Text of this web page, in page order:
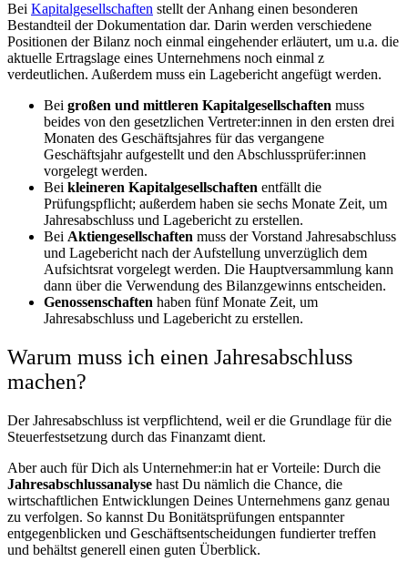
Bei Kapitalgesellschaften stellt der Anhang einen besonderen
Bestandteil der Dokumentation dar. Darin werden verschiedene
Positionen der Bilanz noch einmal eingehender erläutert, um u.a. die
aktuelle Ertragslage eines Unternehmens noch einmal z
verdeutlichen. Außerdem muss ein Lagebericht angefügt werden.
Bei großen und mittleren Kapitalgesellschaften muss
beides von den gesetzlichen Vertreter:innen in den ersten drei
Monaten des Geschäftsjahres für das vergangene
Geschäftsjahr aufgestellt und den Abschlussprüfer:innen
vorgelegt werden.
Bei kleineren Kapitalgesellschaften entfällt die
Prüfungspflicht; außerdem haben sie sechs Monate Zeit, um
Jahresabschluss und Lagebericht zu erstellen.
Bei Aktiengesellschaften muss der Vorstand Jahresabschluss
und Lagebericht nach der Aufstellung unverzüglich dem
Aufsichtsrat vorgelegt werden. Die Hauptversammlung kann
dann über die Verwendung des Bilanzgewinns entscheiden.
Genossenschaften haben fünf Monate Zeit, um
Jahresabschluss und Lagebericht zu erstellen.
Warum muss ich einen Jahresabschluss
machen?
Der Jahresabschluss ist verpflichtend, weil er die Grundlage für die
Steuerfestsetzung durch das Finanzamt dient.
Aber auch für Dich als Unternehmer:in hat er Vorteile: Durch die
Jahresabschlussanalyse hast Du nämlich die Chance, die
wirtschaftlichen Entwicklungen Deines Unternehmens ganz genau
zu verfolgen. So kannst Du Bonitätsprüfungen entspannter
entgegenblicken und Geschäftsentscheidungen fundierter treffen
und behältst generell einen guten Überblick.